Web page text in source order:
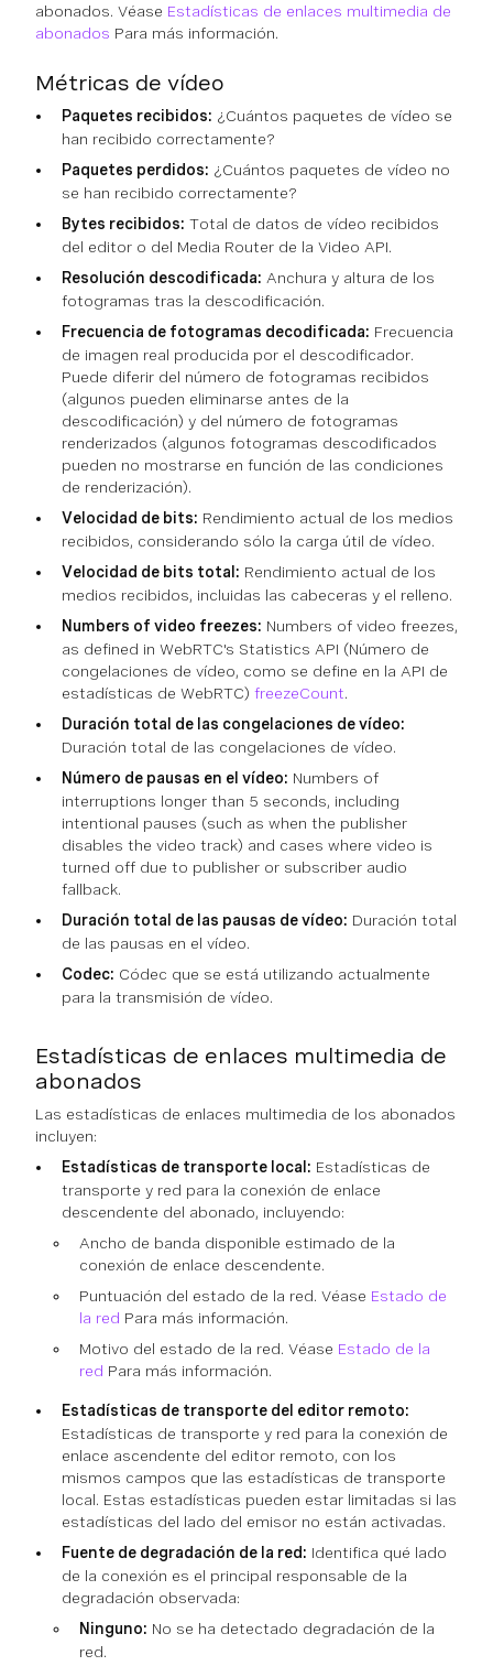
abonados. Véase Estadísticas de enlaces multimedia de
abonados Para más información.
Métricas de vídeo
Paquetes recibidos: ¿Cuántos paquetes de vídeo se
han recibido correctamente?
Paquetes perdidos: ¿Cuántos paquetes de vídeo no
se han recibido correctamente?
Bytes recibidos: Total de datos de vídeo recibidos
del editor o del Media Router de la Video API.
Resolución descodificada: Anchura y altura de los
fotogramas tras la descodificación.
Frecuencia de fotogramas decodificada: Frecuencia
de imagen real producida por el descodificador.
Puede diferir del número de fotogramas recibidos
(algunos pueden eliminarse antes de la
descodificación) y del número de fotogramas
renderizados (algunos fotogramas descodificados
pueden no mostrarse en función de las condiciones
de renderización).
Velocidad de bits: Rendimiento actual de los medios
recibidos, considerando sólo la carga útil de vídeo.
Velocidad de bits total: Rendimiento actual de los
medios recibidos, incluidas las cabeceras y el relleno.
Numbers of video freezes: Numbers of video freezes,
as defined in WebRTC's Statistics API (Número de
congelaciones de vídeo, como se define en la API de
estadísticas de WebRTC) freezeCount.
Duración total de las congelaciones de vídeo:
Duración total de las congelaciones de vídeo.
Número de pausas en el vídeo: Numbers of
interruptions longer than 5 seconds, including
intentional pauses (such as when the publisher
disables the video track) and cases where video is
turned off due to publisher or subscriber audio
fallback.
Duración total de las pausas de vídeo: Duración total
de las pausas en el vídeo.
Codec: Códec que se está utilizando actualmente
para la transmisión de vídeo.
Estadísticas de enlaces multimedia de
abonados
Las estadísticas de enlaces multimedia de los abonados
incluyen:
Estadísticas de transporte local: Estadísticas de
transporte y red para la conexión de enlace
descendente del abonado, incluyendo:
Ancho de banda disponible estimado de la
conexión de enlace descendente.
Puntuación del estado de la red. Véase Estado de
la red Para más información.
Motivo del estado de la red. Véase Estado de la
red Para más información.
Estadísticas de transporte del editor remoto:
Estadísticas de transporte y red para la conexión de
enlace ascendente del editor remoto, con los
mismos campos que las estadísticas de transporte
local. Estas estadísticas pueden estar limitadas si las
estadísticas del lado del emisor no están activadas.
Fuente de degradación de la red: Identifica qué lado
de la conexión es el principal responsable de la
degradación observada:
Ninguno: No se ha detectado degradación de la
red.